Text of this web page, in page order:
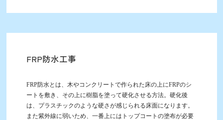
FRP防水工事
FRP防水とは、木やコンクリートで作られた床の上にFRPのシ
ートを敷き、その上に樹脂を塗って硬化させる方法。硬化後
は、プラスチックのような硬さが感じられる床面になります。
また紫外線に弱いため、一番上にはトップコートの塗布が必要